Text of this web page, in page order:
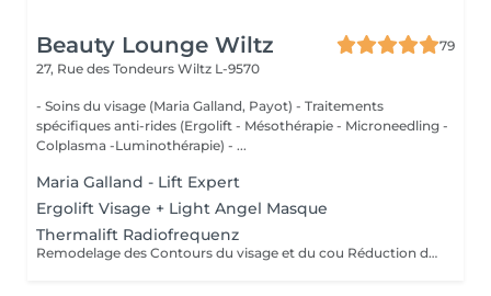
Beauty Lounge Wiltz
79
27, Rue des Tondeurs Wiltz L-9570
- Soins du visage (Maria Galland, Payot) - Traitements
spécifiques anti-rides (Ergolift - Mésothérapie - Microneedling -
Colplasma -Luminothérapie) - ...
Maria Galland - Lift Expert
Ergolift Visage + Light Angel Masque
Thermalift Radiofrequenz
Remodelage des Contours du visage et du cou Réduction des rides Raffermissement de la peau Diminution du double menton